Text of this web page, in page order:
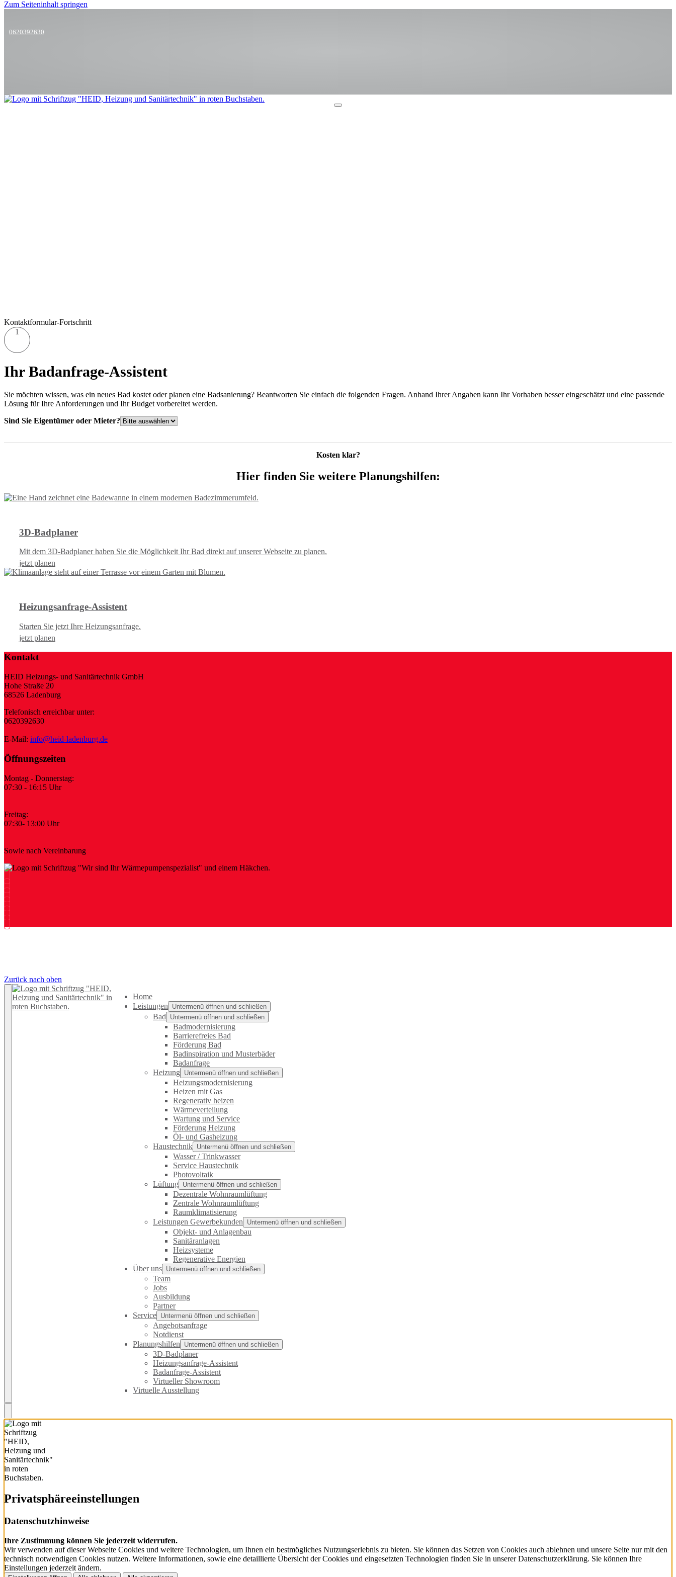
Zum Seiteninhalt springen
0620392630
Kontaktformular-Fortschritt
1
Ihr Badanfrage-Assistent
Sie möchten wissen, was ein neues Bad kostet oder planen eine Badsanierung? Beantworten Sie einfach die folgenden Fragen. Anhand Ihrer Angaben kann Ihr Vorhaben besser eingeschätzt und eine passende
Lösung für Ihre Anforderungen und Ihr Budget vorbereitet werden.
Sind Sie Eigentümer oder Mieter?
Kosten klar?
Hier finden Sie weitere Planungshilfen:
3D-Badplaner
Mit dem 3D-Badplaner haben Sie die Möglichkeit Ihr Bad direkt auf unserer Webseite zu planen.
jetzt planen
Heizungsanfrage-Assistent
Starten Sie jetzt Ihre Heizungsanfrage.
jetzt planen
Kontakt
HEID Heizungs- und Sanitärtechnik GmbH
Hohe Straße 20
68526 Ladenburg
Telefonisch erreichbar unter:
0620392630
E-Mail: info@heid-ladenburg.de
Öffnungszeiten
Montag - Donnerstag:
07:30 - 16:15 Uhr
Freitag:
07:30- 13:00 Uhr
Sowie nach Vereinbarung
Zurück nach oben
Home
Leistungen
Untermenü öffnen und schließen
Bad Untermenü öffnen und schließen
Badmodernisierung
Barrierefreies Bad
Förderung Bad
Badinspiration und Musterbäder
Badanfrage
Heizung Untermenü öffnen und schließen
Heizungsmodernisierung
Heizen mit Gas
Regenerativ heizen
Wärmeverteilung
Wartung und Service
Förderung Heizung
Öl- und Gasheizung
Haustechnik Untermenü öffnen und schließen
Wasser / Trinkwasser
Service Haustechnik
Photovoltaik
Lüftung Untermenü öffnen und schließen
Dezentrale Wohnraumlüftung
Zentrale Wohnraumlüftung
Raumklimatisierung
Leistungen Gewerbekunden
Untermenü öffnen und schließen
Objekt- und Anlagenbau
Sanitäranlagen
Heizsysteme
Regenerative Energien
Über uns Untermenü öffnen und schließen
Team
Jobs
Ausbildung
Partner
Service Untermenü öffnen und schließen
Angebotsanfrage
Notdienst
Planungshilfen
Untermenü öffnen und schließen
3D-Badplaner
Heizungsanfrage-Assistent
Badanfrage-Assistent
Virtueller Showroom
Virtuelle Ausstellung
Privatsphäre­einstellungen
Datenschutzhinweise
Ihre Zustimmung können Sie jederzeit widerrufen.
Wir verwenden auf dieser Webseite Cookies und weitere Technologien, um Ihnen ein bestmögliches Nutzungserlebnis zu bieten. Sie können das Setzen von Cookies auch ablehnen und unsere Seite nur mit den
technisch notwendigen Cookies nutzen. Weitere Informationen, sowie eine detaillierte Übersicht der Cookies und eingesetzten Technologien finden Sie in unserer Datenschutzerklärung. Sie können Ihre
Einstellungen jederzeit ändern.